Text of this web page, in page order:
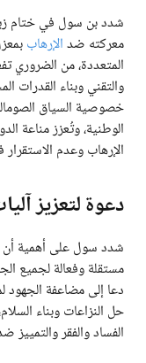
شدد بن سول في ختام
معركته ضدالإرهاب
المتعددة، من الضروري
والتقني وبناء القدرات
خصوصية السياق
الوطنية، وتُعزز مناعة
الإرهاب وعدم
دعوة لتعزيز
شدد سول على أهمية أن
مستقلة وفعالة لجميع
دعا إلى مضاعفة الجهود
حل النزاعات وبناء
الفساد والفقر والتمييز